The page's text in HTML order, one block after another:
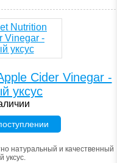
Cider Vinegar -
уксус
натуральный и качественный
уксус.